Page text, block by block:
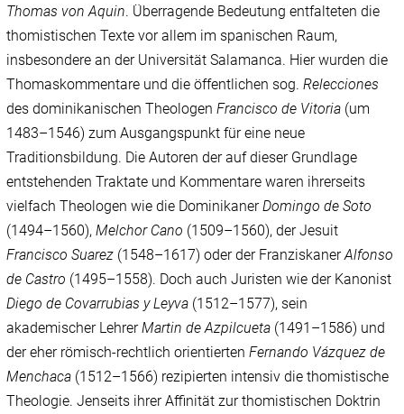
Thomas von Aquin. Überragende Bedeutung entfalteten die
thomistischen Texte vor allem im spanischen Raum,
insbesondere an der Universität Salamanca. Hier wurden die
Thomaskommentare und die öffentlichen sog.Relecciones
des dominikanischen TheologenFrancisco de Vitoria (um
1483–1546) zum Ausgangspunkt für eine neue
Traditionsbildung. Die Autoren der auf dieser Grundlage
entstehenden Traktate und Kommentare waren ihrerseits
vielfach Theologen wie die DominikanerDomingo de Soto
(1494–1560),Melchor Cano (1509–1560), der Jesuit
Francisco Suarez (1548–1617) oder der FranziskanerAlfonso
de Castro (1495–1558). Doch auch Juristen wie der Kanonist
Diego de Covarrubias y Leyva (1512–1577), sein
akademischer LehrerMartin de Azpilcueta (1491–1586) und
der eher römisch-rechtlich orientiertenFernando Vázquez de
Menchaca (1512–1566) rezipierten intensiv die thomistische
Theologie. Jenseits ihrer Affinität zur thomistischen Doktrin